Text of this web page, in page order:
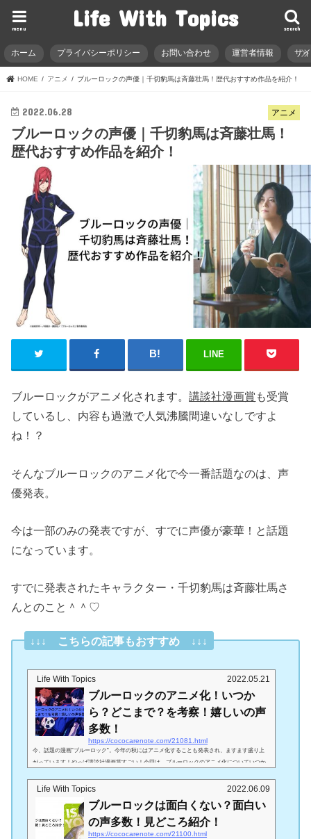
Life With Topics search
menu
ホーム プライバシーポリシー お問い合わせ 運営者情報 サ
HOME アニメ ブルーロックの声優｜千切豹馬は斉藤壮馬！歴代おすすめ作品を紹介！
アニメ
2022.06.28
ブルーロックの声優｜千切豹馬は斉藤壮馬！
歴代おすすめ作品を紹介！
LINE
ブルーロックがアニメ化されます。講談社漫画賞 も受賞
しているし、内容も過激で人気沸騰間違いなしですよ
ね！？
そんなブルーロックのアニメ化で今一番話題なのは、声
優発表。
今は一部のみの発表ですが、すでに声優が豪華！と話題
になっています。
すでに発表されたキャラクター・千切豹馬は斉藤壮馬さ
んとのこと＾＾♡
↓↓↓ こちらの記事もおすすめ ↓↓↓
Life With Topics 2022.05.21
ブルーロックのアニメ化！いつか
ら？どこまで？を考察！嬉しいの声
多数！
https://cococarenote.com/21081.html
今、話題の漫画”ブルーロック”。今年の秋にはアニメ化することも発表され、ますます盛り上
がっています！やっぱ講談社漫画賞すごい！今回は、ブルーロックのアニメ化についていつか
ルーロックのアニメはいつから？考察！（引用：ツイッター）まずはブルーロックのあらすじ
ち）は、日本をワールドカップ優勝に導くFWを養成するべく作られた施設、青い監獄（ブ...
Life With Topics 2022.06.09
ブルーロックは面白くない？面白い
の声多数！見どころ紹介！
https://cococarenote.com/21100.html